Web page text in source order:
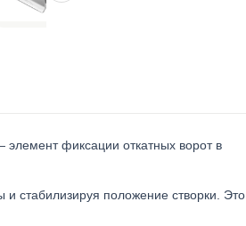
элемент фиксации откатных ворот в
и стабилизируя положение створки. Это